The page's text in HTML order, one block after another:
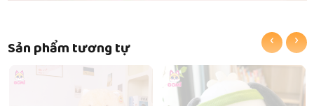
Sản phẩm tương tự ‹ ›